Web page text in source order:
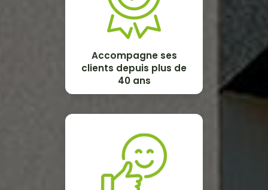
Accompagne ses
clients depuis plus de
40 ans